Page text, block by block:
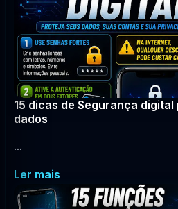
15 dicas de Segurança
dados
...
Ler mais